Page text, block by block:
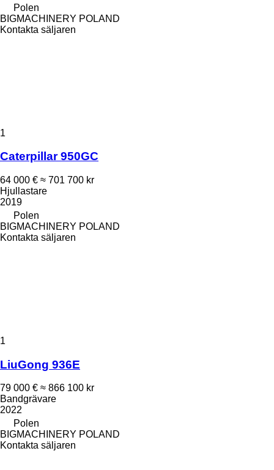
Polen
BIGMACHINERY POLAND
Kontakta säljaren
1
Caterpillar 950GC
64 000 € ≈ 701 700 kr
Hjullastare
2019
Polen
BIGMACHINERY POLAND
Kontakta säljaren
1
LiuGong 936E
79 000 € ≈ 866 100 kr
Bandgrävare
2022
Polen
BIGMACHINERY POLAND
Kontakta säljaren